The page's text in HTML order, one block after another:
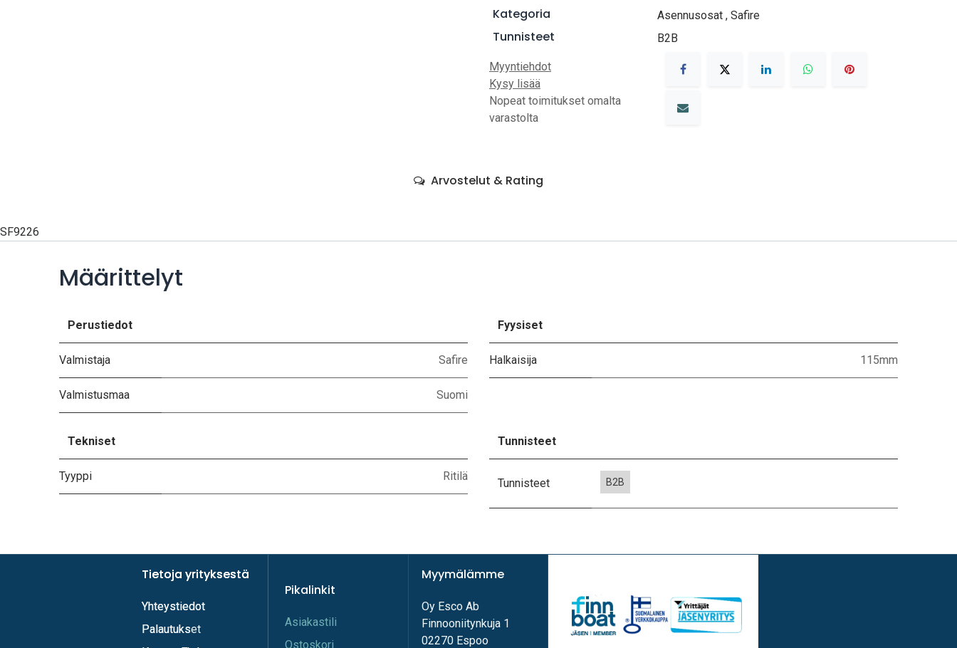
Kategoria Asennusosat, Safire
Tunnisteet B2B
Myyntiehdot
Kysy lisää
Nopeat toimitukset omalta
varastolta
Arvostelut & Rating
SF9226
Määrittelyt
Perustiedot
Valmistaja Safire
Valmistusmaa Suomi
Fyysiset
Halkaisija 115mm
Tekniset
Tyyppi Ritilä
Tunnisteet
Tunnisteet B2B
Pikalinkit
A​s​iakastili
Os​toskori
Myymälämme
Oy Esco Ab
Finnooniitynkuja 1
02270 Espoo
Tietoja yrityksestä
Yhteystiedot
Palautukset
Tietoja yrityksestä
Yhteystiedot
Palautuks